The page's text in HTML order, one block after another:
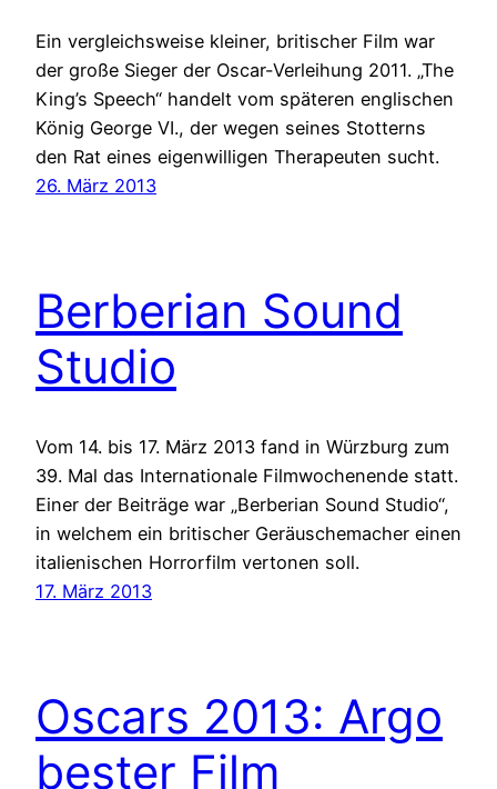
Ein vergleichsweise kleiner, britischer Film war
der große Sieger der Oscar-Verleihung 2011. „The
King’s Speech“ handelt vom späteren englischen
König George VI., der wegen seines Stotterns
den Rat eines eigenwilligen Therapeuten sucht.
26. März 2013
Berberian Sound
Studio
Vom 14. bis 17. März 2013 fand in Würzburg zum
39. Mal das Internationale Filmwochenende statt.
Einer der Beiträge war „Berberian Sound Studio“,
in welchem ein britischer Geräuschemacher einen
italienischen Horrorfilm vertonen soll.
17. März 2013
Oscars 2013: Argo
bester Film